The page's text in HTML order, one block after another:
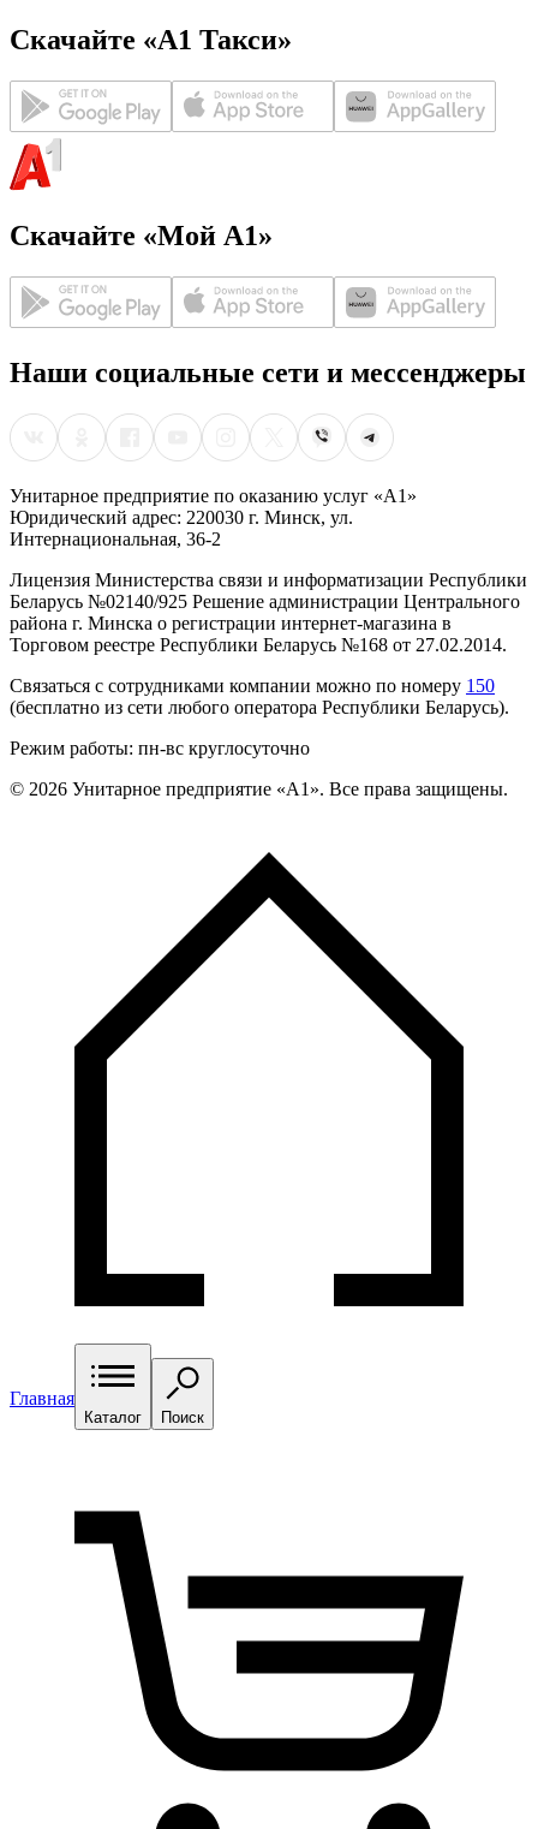
Скачайте «А1 Такси»
Скачайте «Мой А1»
Наши социальные сети и мессенджеры
Унитарное предприятие по оказанию услуг «А1»
Юридический адрес: 220030 г. Минск, ул.
Интернациональная, 36-2
Лицензия Министерства связи и информатизации Республики
Беларусь №02140/925 Решение администрации Центрального
района г. Минска о регистрации интернет-магазина в
Торговом реестре Республики Беларусь №168 от 27.02.2014.
Связаться с сотрудниками компании можно по номеру 150
(бесплатно из сети любого оператора Республики Беларусь).
Режим работы: пн-вс круглосуточно
© 2026 Унитарное предприятие «А1». Все права защищены.
Главная
Каталог Поиск